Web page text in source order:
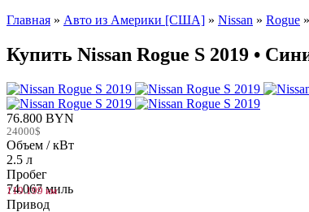
Главная » Авто из Америки [США] » Nissan » Rogue »
Купить Nissan Rogue S 2019 •
76.800 BYN
24000$
Объем / кВт
2.5 л
Пробег
74.067 миль
119.199 км
Привод